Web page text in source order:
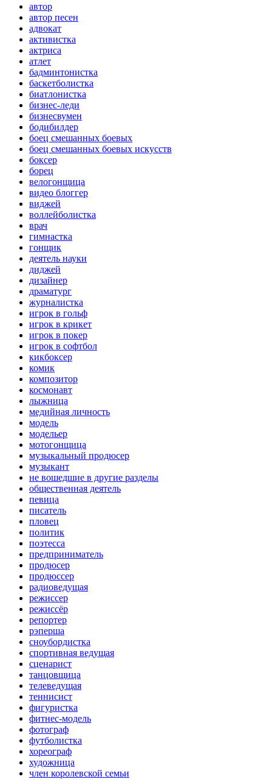
автор
автор песен
адвокат
активистка
актриса
атлет
бадминтонистка
баскетболистка
биатлонистка
бизнес-леди
бизнесвумен
бодибилдер
боец смешанных боевых
боец смешанных боевых искусств
боксер
борец
велогонщица
видео блоггер
виджей
воллейболистка
врач
гимнастка
гонщик
деятель науки
диджей
дизайнер
драматург
журналистка
игрок в гольф
игрок в крикет
игрок в покер
игрок в софтбол
кикбоксер
комик
композитор
космонавт
лыжница
медийная личность
модель
модельер
мотогонщица
музыкальный продюсер
музыкант
не вошедшие в другие разделы
общественная деятель
певица
писатель
пловец
политик
поэтесса
предприниматель
продюсер
продюссер
радиоведущая
режиссер
режиссёр
репортер
рэперша
сноубордистка
спортивная ведущая
сценарист
танцовщица
телеведущая
теннисист
фигуристка
фитнес-модель
фотограф
футболистка
хореограф
художница
член королевской семьи